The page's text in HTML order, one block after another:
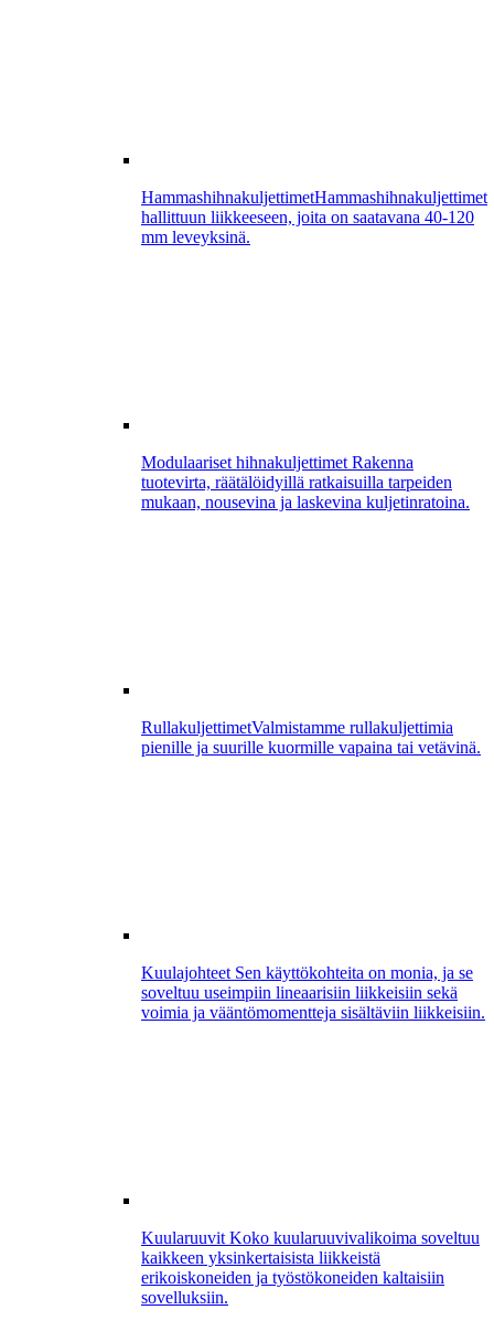
HammashihnakuljettimetHammashihnakuljettimet
hallittuun liikkeeseen, joita on saatavana 40-120
mm leveyksinä.
Modulaariset hihnakuljettimet Rakenna
tuotevirta, räätälöidyillä ratkaisuilla tarpeiden
mukaan, nousevina ja laskevina kuljetinratoina.
RullakuljettimetValmistamme rullakuljettimia
pienille ja suurille kuormille vapaina tai vetävinä.
Kuulajohteet Sen käyttökohteita on monia, ja se
soveltuu useimpiin lineaarisiin liikkeisiin sekä
voimia ja vääntömomentteja sisältäviin liikkeisiin.
Kuularuuvit Koko kuularuuvivalikoima soveltuu
kaikkeen yksinkertaisista liikkeistä
erikoiskoneiden ja työstökoneiden kaltaisiin
sovelluksiin.